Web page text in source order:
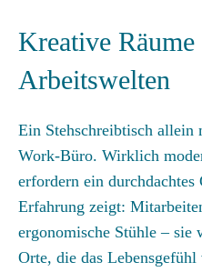
Kreative
Arbeitswelten
Ein Stehschreibtisch allein
Work-Büro. Wirklich
erfordern ein durchdachtes
Erfahrung zeigt:
ergonomische Stühle – sie
Orte, die das